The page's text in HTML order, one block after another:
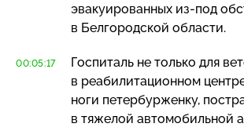
эвакуированных из-под
в Белгородской области.
00:05:17
Госпиталь не только для
в реабилитационном
ноги петербурженку,
в тяжелой автомобильной